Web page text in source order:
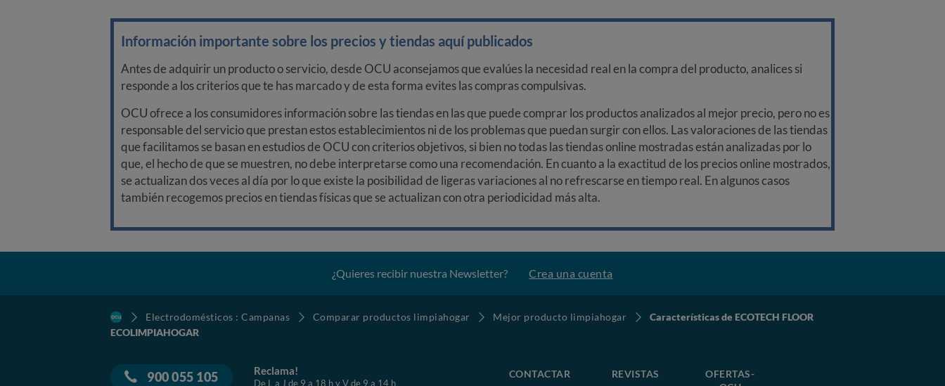
Información importante sobre los precios y tiendas aquí publicados
Antes de adquirir un producto o servicio, desde OCU aconsejamos que evalúes la necesidad real en la compra del producto, analices si
responde a los criterios que te has marcado y de esta forma evites las compras compulsivas.
OCU ofrece a los consumidores información sobre las tiendas en las que puede comprar los productos analizados al mejor precio, pero no es
responsable del servicio que prestan estos establecimientos ni de los problemas que puedan surgir con ellos. Las valoraciones de las tiendas
que facilitamos se basan en estudios de OCU con criterios objetivos, si bien no todas las tiendas online mostradas están analizadas por lo
que, el hecho de que se muestren, no debe interpretarse como una recomendación. En cuanto a la exactitud de los precios online mostrados,
se actualizan dos veces al día por lo que existe la posibilidad de ligeras variaciones al no refrescarse en tiempo real. En algunos casos
también recogemos precios en tiendas físicas que se actualizan con otra periodicidad más alta.
¿Quieres recibir nuestra Newsletter? Crea una cuenta
Electrodomésticos : Campanas Comparar productos limpiahogar Mejor producto limpiahogar
Características de ECOTECH FLOOR
ECOLIMPIAHOGAR
900 055 105 Reclama!
De L a J de 9 a 18 h y V de 9 a 14 h
CONTACTAR REVISTAS
OFERTAS-